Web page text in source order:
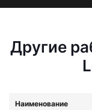
Другие
Наименование